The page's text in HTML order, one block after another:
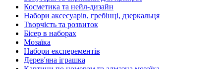
Косметика та нейл-дизайн
Набори аксесуарів, гребінці, дзеркальця
Творчість та розвиток
Бісер в наборах
Мозаїка
Набори експерементів
Дерев'яна іграшка